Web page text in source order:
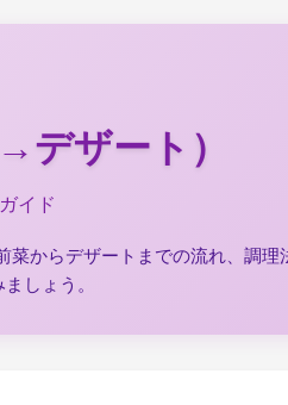
ザート）
イド
菜からデザートまでの流れ、調理
しょう。